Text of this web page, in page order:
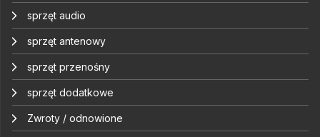
sprzęt audio
sprzęt antenowy
sprzęt przenośny
sprzęt dodatkowe
Zwroty / odnowione